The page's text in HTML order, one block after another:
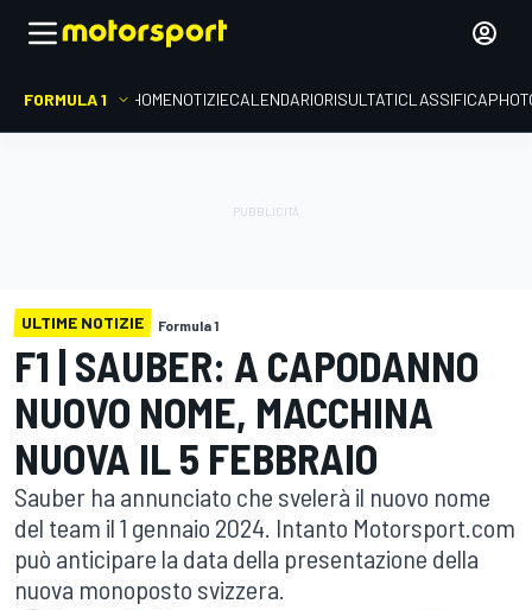
FORMULA 1 HOMENOTIZIECALENDARIORISULTATICLASSIFICA
ULTIME NOTIZIE Formula 1
F1 | SAUBER: A CAPODANNO
NUOVO NOME, MACCHINA
NUOVA IL 5 FEBBRAIO
Sauber ha annunciato che svelerà il nuovo nome
del team il 1 gennaio 2024. Intanto Motorsport.com
può anticipare la data della presentazione della
nuova monoposto svizzera.